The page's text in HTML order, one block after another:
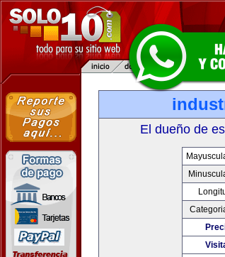
El dueño de